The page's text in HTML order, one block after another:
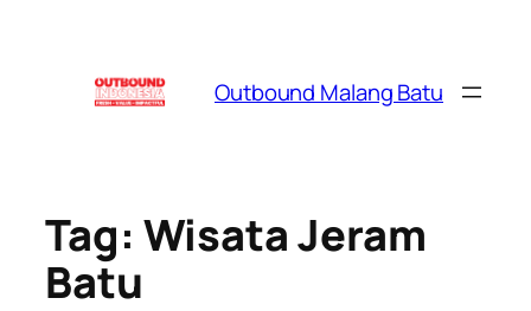
Outbound Malang Batu
Tag: Wisata Jeram
Batu